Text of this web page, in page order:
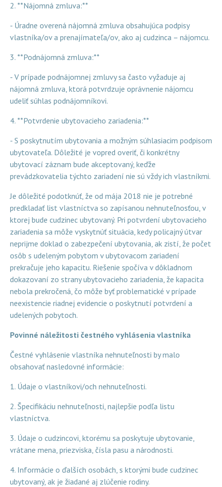
2. **Nájomná zmluva:**
- Úradne overená nájomná zmluva obsahujúca podpisy
vlastníka/ov a prenajímateľa/ov, ako aj cudzinca – nájomcu.
3. **Podnájomná zmluva:**
- V prípade podnájomnej zmluvy sa často vyžaduje aj
nájomná zmluva, ktorá potvrdzuje oprávnenie nájomcu
udeliť súhlas podnájomníkovi.
4. **Potvrdenie ubytovacieho zariadenia:**
- S poskytnutím ubytovania a možným súhlasiacim podpisom
ubytovateľa. Dôležité je vopred overiť, či konkrétny
ubytovací záznam bude akceptovaný, keďže
prevádzkovatelia týchto zariadení nie sú vždy ich vlastníkmi.
Je dôležité podotknúť, že od mája 2018 nie je potrebné
predkladať list vlastníctva so zapísanou nehnuteľnosťou, v
ktorej bude cudzinec ubytovaný. Pri potvrdení ubytovacieho
zariadenia sa môže vyskytnúť situácia, kedy policajný útvar
neprijme doklad o zabezpečení ubytovania, ak zistí, že počet
osôb s udeleným pobytom v ubytovacom zariadení
prekračuje jeho kapacitu. Riešenie spočíva v dôkladnom
dokazovaní zo strany ubytovacieho zariadenia, že kapacita
nebola prekročená, čo môže byť problematické v prípade
neexistencie riadnej evidencie o poskytnutí potvrdení a
udelených pobytoch.
Povinné náležitosti čestného vyhlásenia vlastníka
Čestné vyhlásenie vlastníka nehnuteľnosti by malo
obsahovať nasledovné informácie:
1. Údaje o vlastníkovi/och nehnuteľnosti.
2. Špecifikáciu nehnuteľnosti, najlepšie podľa listu
vlastníctva.
3. Údaje o cudzincovi, ktorému sa poskytuje ubytovanie,
vrátane mena, priezviska, čísla pasu a národnosti.
4. Informácie o ďalších osobách, s ktorými bude cudzinec
ubytovaný, ak je žiadané aj zlúčenie rodiny.